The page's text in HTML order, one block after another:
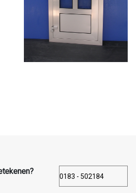
0183 - 502184